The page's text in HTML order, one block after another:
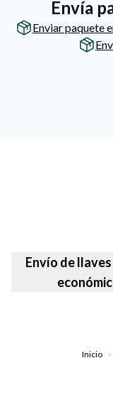
Envía
Enviar paquete
Envío de
Inicio ›